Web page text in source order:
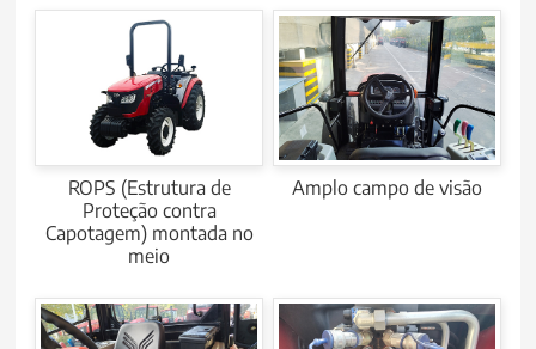
ROPS (Estrutura de
Proteção contra
Capotagem) montada no
meio
Amplo campo de visão